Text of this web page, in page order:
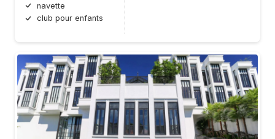
navette
club pour enfants